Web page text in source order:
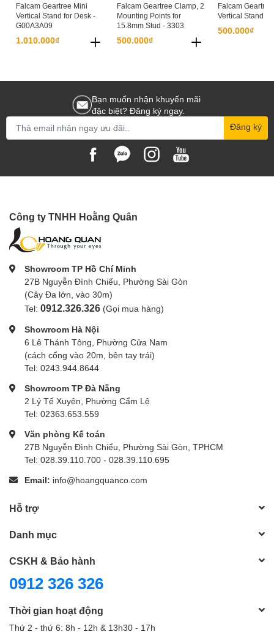
Falcam Geartree Mini
Vertical Stand for Desk -
G00A3A09
1.010.000₫
Falcam Geartree Clamp, 2
Mounting Points for
15.8mm Stud - 3303
500.000₫
Falcam
Vertical Stand -
500.000₫
Bạn muốn nhận khuyến mãi
đặc biệt? Đăng ký ngay.
Đăng ký
Công ty TNHH Hoằng Quân
Showroom TP Hồ Chí Minh
27B Nguyễn Đình Chiểu, Phường Sài Gòn
(Cây Đa lớn, vào 30m)
Tel: 0912.326.326 (Gọi mua hàng)
Showroom Hà Nội
6 Lê Thánh Tông, Phường Cửa Nam
(cách cổng vào 20m, bên tay trái)
Tel: 0243.944.8644
Showroom TP Đà Nẵng
2 Lý Tế Xuyên, Phường Cẩm Lệ
Tel: 02363.653.559
Văn phòng Kế toán
27B Nguyễn Đình Chiểu, Phường Sài Gòn, TPHCM
Tel: 028.39.110.700 - 028.39.110.695
Email: info@hoangquanco.com
Hỗ trợ
Danh mục
CSKH & Bảo hành
0912 326 326
Thời gian hoạt động
Thứ 2 - thứ 6: 8h - 12h & 13h30 - 17h